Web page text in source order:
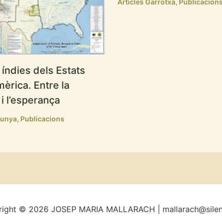
dels Estats
Entre la
l’esperança
, Publicacions
Articles Garrotxa, Publicacions
© 2026 JOSEP MARIA MALLARACH |